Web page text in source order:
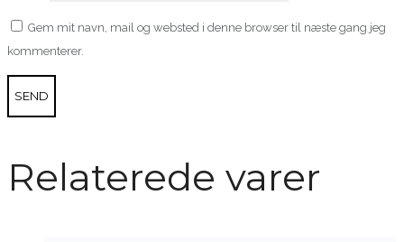
Gem mit navn, mail og websted i denne browser til næste gang jeg
kommenterer.
Relaterede varer